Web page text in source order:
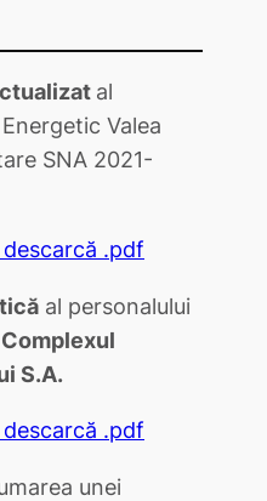
al
Valea
SNA 2021-
.pdf
al personalului
S.A.
.pdf
unei